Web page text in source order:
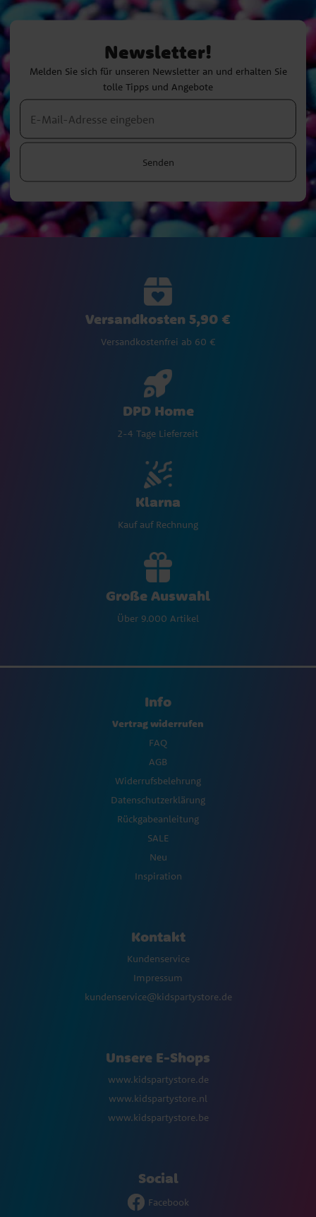
Newsletter!
Melden Sie sich für unseren Newsletter an und erhalten Sie
tolle Tipps und Angebote
Senden
Versandkosten 5,90 €
Versandkostenfrei ab 60 €
DPD Home
2-4 Tage Lieferzeit
Klarna
Kauf auf Rechnung
Große Auswahl
Über 9.000 Artikel
Info
Vertrag widerrufen
FAQ
AGB
Widerrufsbelehrung
Datenschutzerklärung
Rückgabeanleitung
SALE
Neu
Inspiration
Kontakt
Kundenservice
Impressum
kundenservice@kidspartystore.de
Unsere E-Shops
www.kidspartystore.de
www.kidspartystore.nl
www.kidspartystore.be
Social
Facebook